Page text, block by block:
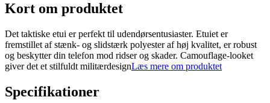
Kort om produktet
Det taktiske etui er perfekt til udendørsentusiaster. Etuiet er
fremstillet af stænk- og slidstærk polyester af høj kvalitet, er robust
og beskytter din telefon mod ridser og skader. Camouflage-looket
giver det et stilfuldt militærdesignLæs mere om produktet
Specifikationer